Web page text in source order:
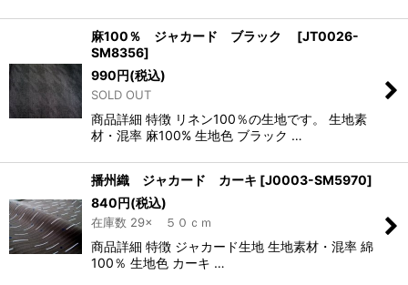
麻100％ ジャカード ブラック [JT0026-
SM8356]
990円(税込)
SOLD OUT
商品詳細 特徴 リネン100％の生地です。 生地素
材・混率 麻100% 生地色 ブラック …
播州織 ジャカード カーキ [J0003-SM5970]
840円(税込)
在庫数 29× ５０ｃｍ
商品詳細 特徴 ジャカード生地 生地素材・混率 綿
100％ 生地色 カーキ …